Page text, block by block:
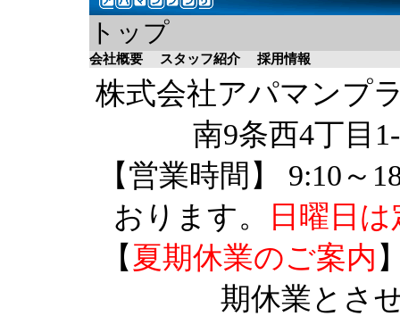
トップ
会社概要 スタッフ紹介 採用情報
株式会社アパマンプ
南9条西4丁目
【営業時間】 9:10～
おります。
日曜日
【 夏期休業のご案内
期休業とさ